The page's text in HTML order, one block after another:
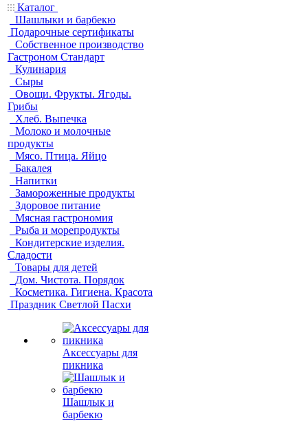
Каталог
Шашлыки и барбекю
Подарочные сертификаты
Собственное производство
Гастроном Стандарт
Кулинария
Сыры
Овощи. Фрукты. Ягоды.
Грибы
Хлеб. Выпечка
Молоко и молочные
продукты
Мясо. Птица. Яйцо
Бакалея
Напитки
Замороженные продукты
Здоровое питание
Мясная гастрономия
Рыба и морепродукты
Кондитерские изделия.
Сладости
Товары для детей
Дом. Чистота. Порядок
Косметика. Гигиена. Красота
Праздник Светлой Пасхи
Аксессуары для
пикника
Шашлык и
барбекю